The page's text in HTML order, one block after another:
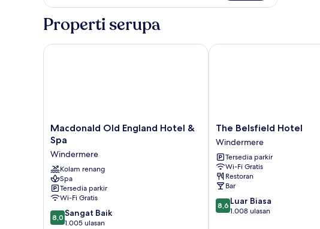
Kamar,
Properti serupa
Macdonald
Old
England
Hotel
&
Spa
Windermere
Macdonald Old England Hotel &
Spa
Windermere
Kolam renang
Spa
Tersedia parkir
Wi-Fi Gratis
8.0
dari
8,0 Sangat Baik
1.005 ulasan
Macdonald Old England Hotel & Spa
The
Belsfield
Hotel
Windermere
The Belsfield Hotel
Windermere
Tersedia parkir
Wi-Fi Gratis
Restoran
Bar
8.6
dari
8,6 Luar Biasa
1.008 ulasan
The Belsfield Hotel